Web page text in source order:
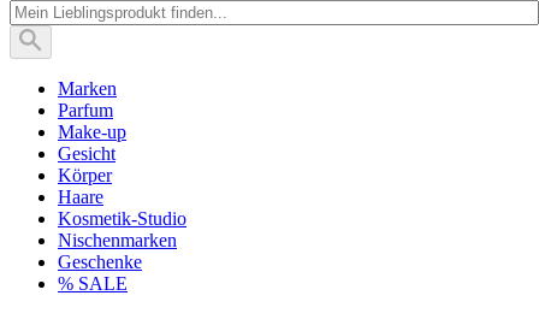
Marken
Parfum
Make-up
Gesicht
Körper
Haare
Kosmetik-Studio
Nischenmarken
Geschenke
% SALE